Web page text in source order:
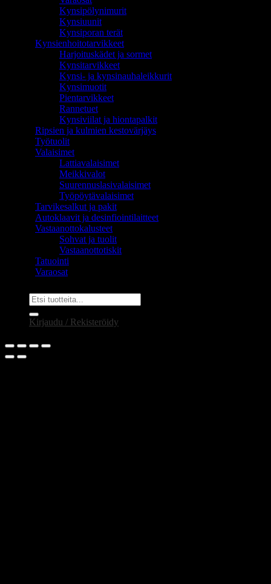
Kynsipölynimurit
Kynsiuunit
Kynsiporan terät
Kynsienhoitotarvikkeet
Harjoituskädet ja sormet
Kynsitarvikkeet
Kynsi- ja kynsinauhaleikkurit
Kynsimuotit
Pientarvikkeet
Rannetuet
Kynsiviilat ja hiontapalkit
Ripsien ja kulmien kestovärjäys
Työtuolit
Valaisimet
Lattiavalaisimet
Meikkivalot
Suurennuslasivalaisimet
Työpöytävalaisimet
Tarvikesalkut ja pakit
Autoklaavit ja desinfiointilaitteet
Vastaanottokalusteet
Sohvat ja tuolit
Vastaanottotiskit
Tatuointi
Varaosat
Etsi:
Kirjaudu / Rekisteröidy